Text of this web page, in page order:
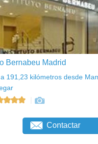
Bernabeu Madrid
191,23 kilómetros desde
Contactar